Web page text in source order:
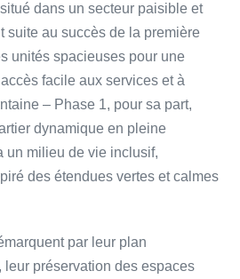
dans un secteur paisible et
suite au succès de la première
unités spacieuses pour une
facile aux services et à
– Phase 1, pour sa part,
dynamique en pleine
un milieu de vie inclusif,
des étendues vertes et calmes
par leur plan
leur préservation des espaces